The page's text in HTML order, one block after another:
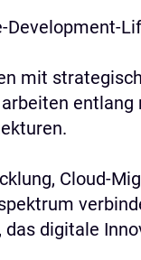
mit
Cloud-
das digitale